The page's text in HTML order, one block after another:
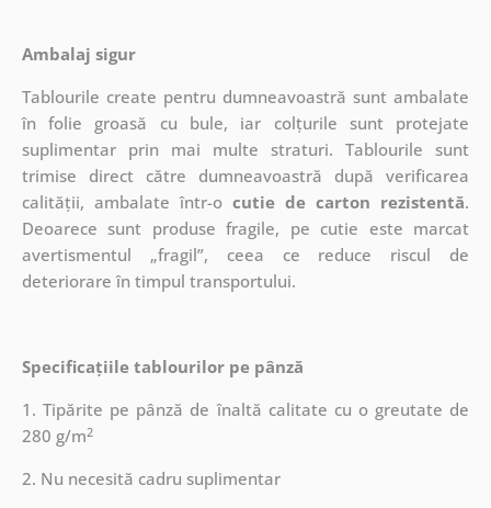
Ambalaj sigur
Tablourile create pentru dumneavoastră sunt ambalate
în folie groasă cu bule, iar colțurile sunt protejate
suplimentar prin mai multe straturi.Tablourile sunt
trimise direct către dumneavoastră după verificarea
calității, ambalate într-o cutie de carton rezistentă.
Deoarece sunt produse fragile, pe cutie este marcat
avertismentul „fragil”, ceea ce reduce riscul de
deteriorare în timpul transportului.
Specificațiile tablourilor pe pânză
1. Tipărite pe pânză de înaltă calitate cu o greutate de
280 g/m2
2. Nu necesită cadru suplimentar